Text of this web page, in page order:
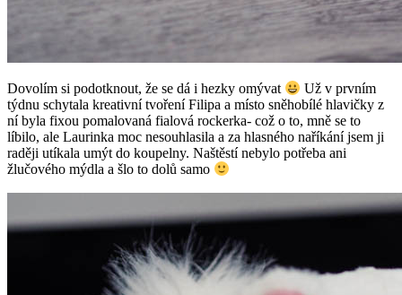
Dovolím si podotknout, že se dá i hezky omývat
Už v prvním
týdnu schytala kreativní tvoření Filipa a místo sněhobílé hlavičky z
ní byla fixou pomalovaná fialová rockerka- což o to, mně se to
líbilo, ale Laurinka moc nesouhlasila a za hlasného naříkání jsem ji
raději utíkala umýt do koupelny. Naštěstí nebylo potřeba ani
žlučového mýdla a šlo to dolů samo